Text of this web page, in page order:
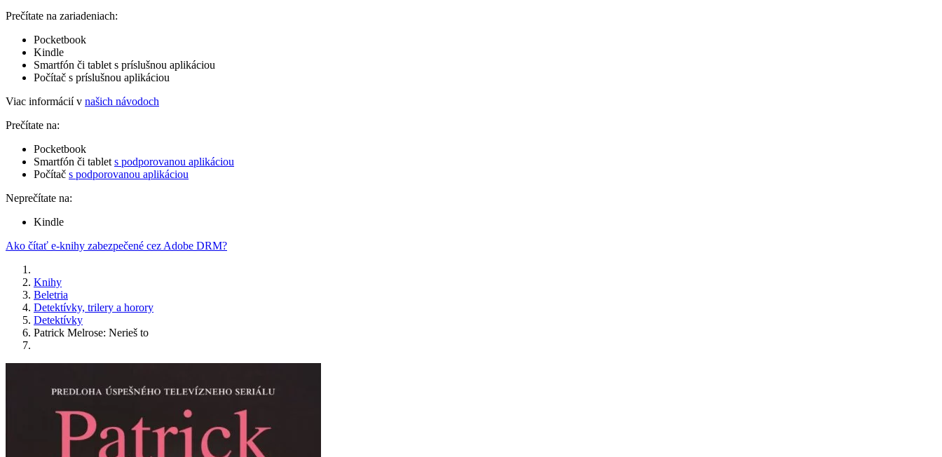
Prečítate na zariadeniach:
Pocketbook
Kindle
Smartfón či tablet s príslušnou aplikáciou
Počítač s príslušnou aplikáciou
Viac informácií v našich návodoch
Prečítate na:
Pocketbook
Smartfón či tablet s podporovanou aplikáciou
Počítač s podporovanou aplikáciou
Neprečítate na:
Kindle
Ako čítať e-knihy zabezpečené cez Adobe DRM?
Knihy
Beletria
Detektívky, trilery a horory
Detektívky
Patrick Melrose: Nerieš to